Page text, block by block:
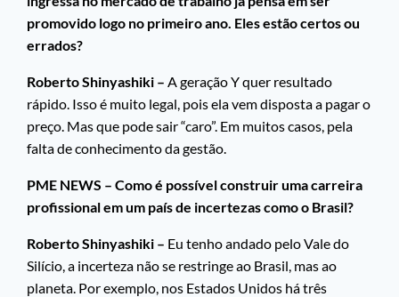
promovido logo no primeiro ano. Eles estão certos ou
errados?
Roberto Shinyashiki – A geração Y quer resultado
rápido. Isso é muito legal, pois ela vem disposta a pagar o
preço. Mas que pode sair “caro”. Em muitos casos, pela
falta de conhecimento da gestão.
PME NEWS – Como é possível construir uma carreira
profissional em um país de incertezas como o Brasil?
Roberto Shinyashiki – Eu tenho andado pelo Vale do
Silício, a incerteza não se restringe ao Brasil, mas ao
planeta. Por exemplo, nos Estados Unidos há três